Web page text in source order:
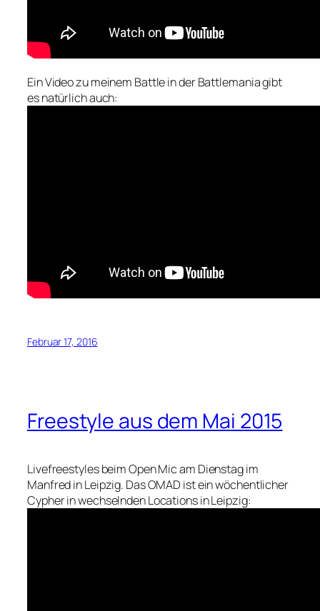
Ein Video zu meinem Battle in der Battlemania gibt
es natürlich auch:
Februar 17, 2016
Freestyle aus dem Mai 2015
Livefreestyles beim Open Mic am Dienstag im
Manfred in Leipzig. Das OMAD ist ein wöchentlicher
Cypher in wechselnden Locations in Leipzig: